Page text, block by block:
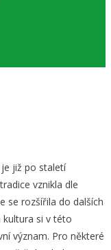
již po staletí
vznikla dle
se rozšířila do dalších
kultura si v této
význam. Pro některé